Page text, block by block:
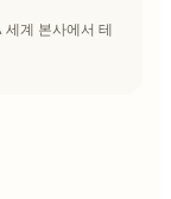
계 본사에서 테